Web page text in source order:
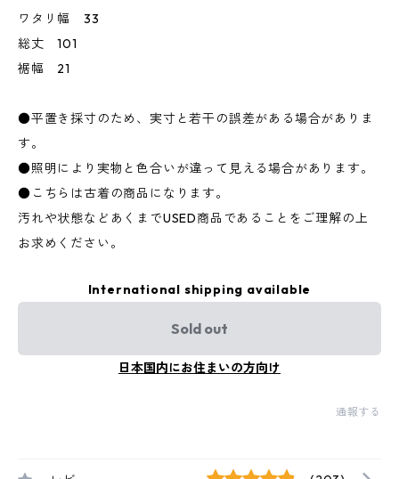
ワタリ幅 33
総丈 101
裾幅 21
●平置き採寸のため、実寸と若干の誤差がある場合がありま
す。
●照明により実物と色合いが違って見える場合があります。
●こちらは古着の商品になります。
汚れや状態などあくまでUSED商品であることをご理解の上
お求めください。
International shipping available
Sold out
日本国内にお住まいの方向け
通報する